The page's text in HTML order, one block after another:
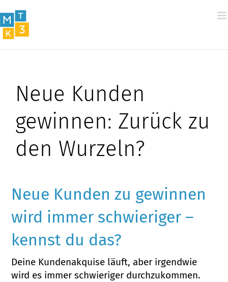
Inhalt
springen
Neue Kunden
gewinnen: Zurück zu
den Wurzeln?
Neue Kunden zu gewinnen
wird immer schwieriger –
kennst du das?
Deine Kundenakquise läuft, aber irgendwie
wird es immer schwieriger durchzukommen.